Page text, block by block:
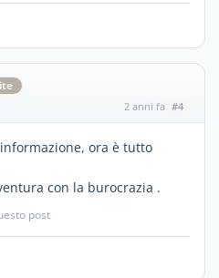
2 anni fa #4
ora è tutto
con la burocrazia .
post